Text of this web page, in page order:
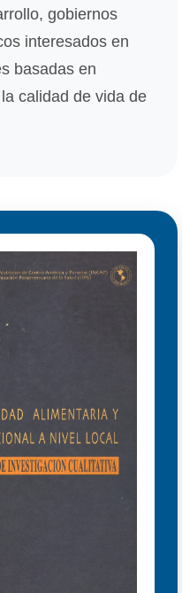
gobiernos
interesados en
basadas en
calidad de vida de